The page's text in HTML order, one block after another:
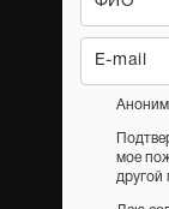
мое
другой